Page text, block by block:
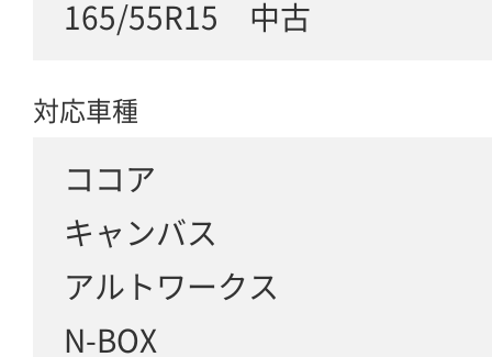
165/55R15 中古
対応車種
ココア
キャンバス
アルトワークス
N-BOX